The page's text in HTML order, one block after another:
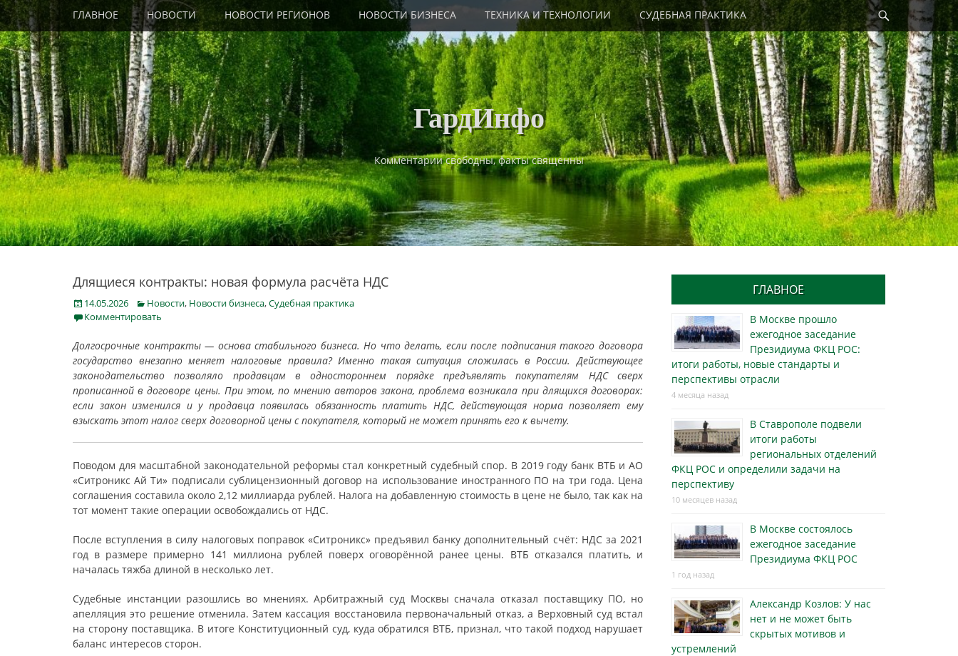
Skip
content
Primary Menu
ГЛАВНОЕ НОВОСТИ НОВОСТИ РЕГИОНОВ НОВОСТИ БИЗНЕСА ТЕХНИКА И ТЕХНОЛОГИИ СУДЕБНАЯ ПРАКТИКА
Найти
ГардИнфо
Комментарии свободны, факты священны
Длящиеся контракты: новая формула расчёта НДС
Posted
on
14.05.2026 Categories
Новости, Новости бизнеса,Судебная практика
Комментировать
Долгосрочные контракты — основа стабильного бизнеса. Но что делать, если после подписания такого договора
государство внезапно меняет налоговые правила? Именно такая ситуация сложилась в России. Действующее
законодательство позволяло продавцам в одностороннем порядке предъявлять покупателям НДС сверх
прописанной в договоре цены. При этом, по мнению авторов закона, проблема возникала при длящихся договорах:
если закон изменился и у продавца появилась обязанность платить НДС, действующая норма позволяет ему
взыскать этот налог сверх договорной цены с покупателя, который не может принять его к вычету.
Поводом для масштабной законодательной реформы стал конкретный судебный спор. В 2019 году банк ВТБ и АО
«Ситроникс Ай Ти» подписали сублицензионный договор на использование иностранного ПО на три года. Цена
соглашения составила около 2,12 миллиарда рублей. Налога на добавленную стоимость в цене не было, так как на
тот момент такие операции освобождались от НДС.
После вступления в силу налоговых поправок «Ситроникс» предъявил банку дополнительный счёт: НДС за 2021
год в размере примерно 141 миллиона рублей поверх оговорённой ранее цены. ВТБ отказался платить, и
началась тяжба длиной в несколько лет.
Судебные инстанции разошлись во мнениях. Арбитражный суд Москвы сначала отказал поставщику ПО, но
апелляция это решение отменила. Затем кассация восстановила первоначальный отказ, а Верховный суд встал
на сторону поставщика. В итоге Конституционный суд, куда обратился ВТБ, признал, что такой подход нарушает
баланс интересов сторон.
ГЛАВНОЕ
В Москве прошло
ежегодное заседание
Президиума ФКЦ РОС:
итоги работы, новые стандарты и
перспективы отрасли
4 месяца назад
В Ставрополе подвели
итоги работы
региональных отделений
ФКЦ РОС и определили задачи на
перспективу
10 месяцев назад
В Москве состоялось
ежегодное заседание
Президиума ФКЦ РОС
1 год назад
Александр Козлов: У нас
нет и не может быть
скрытых мотивов и
устремлений